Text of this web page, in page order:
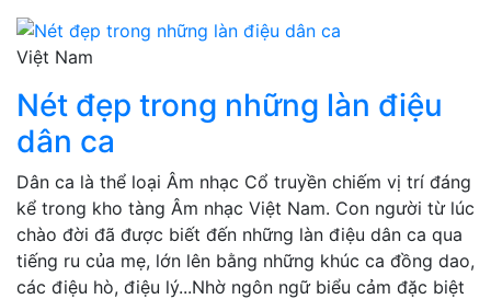
Việt Nam
Nét đẹp trong những làn điệu
dân ca
Dân ca là thể loại Âm nhạc Cổ truyền chiếm vị trí đáng
kể trong kho tàng Âm nhạc Việt Nam. Con người từ lúc
chào đời đã được biết đến những làn điệu dân ca qua
tiếng ru của mẹ, lớn lên bằng những khúc ca đồng dao,
các điệu hò, điệu lý...Nhờ ngôn ngữ biểu cảm đặc biệt